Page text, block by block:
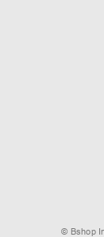
© Bshop